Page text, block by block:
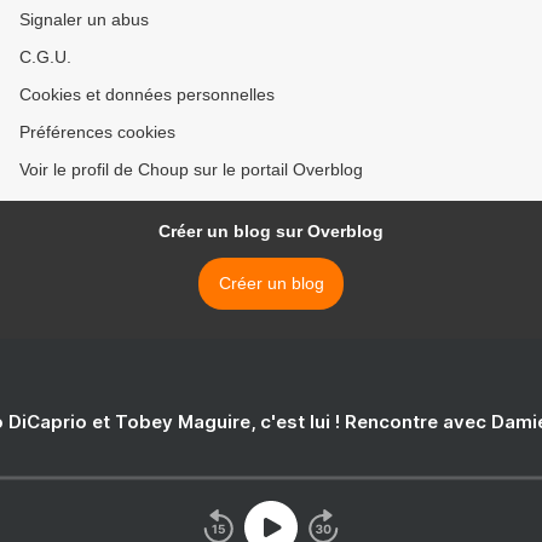
Signaler un abus
C.G.U.
Cookies et données personnelles
Préférences cookies
Voir le profil de Choup sur le portail Overblog
Créer un blog sur Overblog
Créer un blog
DiCaprio et Tobey Maguire, c'est lui ! Rencontre avec